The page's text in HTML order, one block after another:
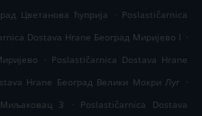
Цветанова ћуприја . Poslastičarnica
Dostava Hrane Београд Миријево I .
. Poslastičarnica Dostava Hrane
Hrane Београд Велики Мокри Луг .
3
. Poslastičarnica Dostava